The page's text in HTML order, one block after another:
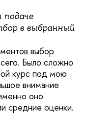
в выбранный
выбор
Было сложно
курс под мою
внимание
оно
средние оценки.